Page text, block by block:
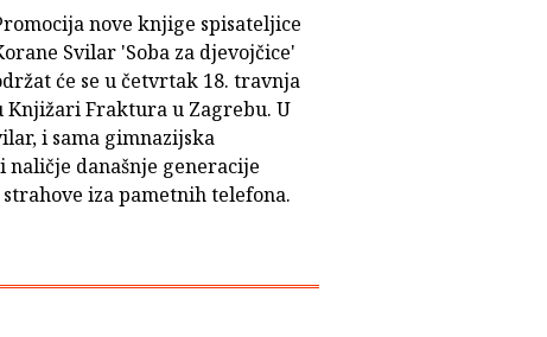
nove knjige spisateljice
Svilar 'Soba za djevojčice'
će se u četvrtak 18. travnja
Knjižari Fraktura u Zagrebu. U
i sama gimnazijska
današnje generacije
iza pametnih telefona.